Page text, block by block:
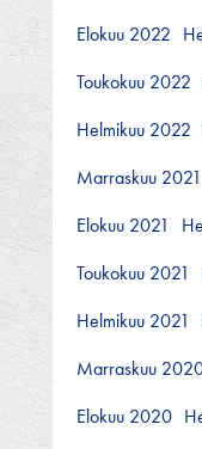
Elokuu 2022
Toukokuu 2022
Helmikuu 2022
Marraskuu 2021
Elokuu 2021
Toukokuu 2021
Helmikuu 2021
Marraskuu
Elokuu 2020